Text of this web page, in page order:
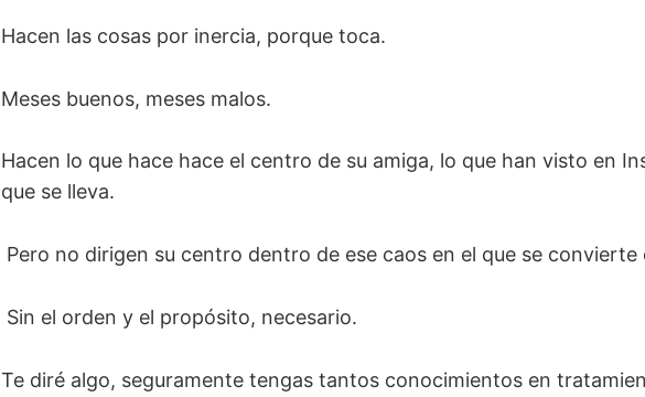
Hacen las cosas por inercia, porque toca.
Meses buenos, meses malos.
Hacen lo que hace hace el centro de su amiga, lo que han visto en
que se lleva.
Pero no dirigen su centro dentro de ese caos en el que se convierte
Sin el orden y el propósito, necesario.
Te diré algo, seguramente tengas tantos conocimientos en